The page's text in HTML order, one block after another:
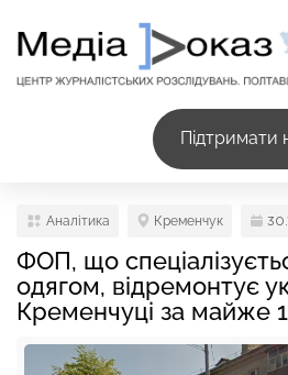
Підтримати
Аналітика Кременчук
ФОП, що
одягом, відремонтує
Кременчуці за майже